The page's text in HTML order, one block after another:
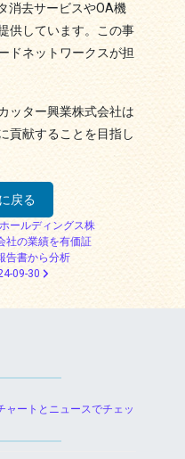
消去サービスやOA機
供しています。この事
ドネットワークスが担
ッター興業株式会社は
貢献することを目指し
戻る
ン
ールディングス株
社の業績を有価証
告書から分析
09-30
ャートとニュースでチェッ